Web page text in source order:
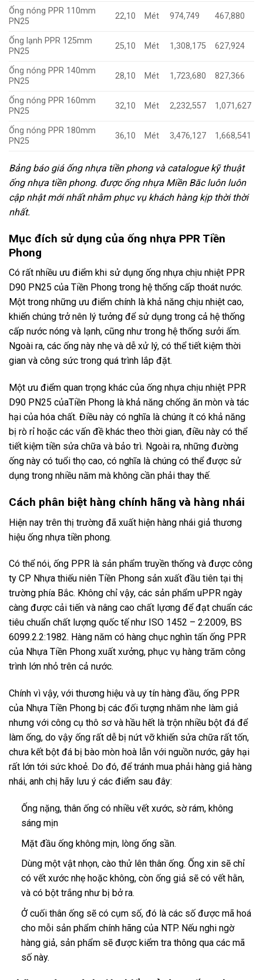
Ống nóng PPR 110mm
PN25
22,10 Mét 974,749 467,880
Ống lạnh PPR 125mm
PN25
25,10 Mét 1,308,175 627,924
Ống nóng PPR 140mm
PN25
28,10 Mét 1,723,680 827,366
Ống nóng PPR 160mm
PN25
32,10 Mét 2,232,557 1,071,627
Ống nóng PPR 180mm
PN25
36,10 Mét 3,476,127 1,668,541
Bảng báo giá ống nhựa tiền phong và catalogue kỹ thuật
ống nhựa tiền phong. được ống nhựa Miền Băc luôn luôn
cập nhật mới nhất nhằm phục vụ khách hàng kịp thời thời
nhất.
Mục đích sử dụng của ống nhựa PPR Tiền
Phong
Có rất nhiều ưu điểm khi sử dụng ống nhựa chịu nhiệt PPR
D90 PN25 của Tiền Phong trong hệ thống cấp thoát nước.
Một trong những ưu điểm chính là khả năng chịu nhiệt cao,
khiến chúng trở nên lý tưởng để sử dụng trong cả hệ thống
cấp nước nóng và lạnh, cũng như trong hệ thống sưởi ấm.
Ngoài ra, các ống này nhẹ và dễ xử lý, có thể tiết kiệm thời
gian và công sức trong quá trình lắp đặt.
Một ưu điểm quan trọng khác của ống nhựa chịu nhiệt PPR
D90 PN25 củaTiền Phong là khả năng chống ăn mòn và tác
hại của hóa chất. Điều này có nghĩa là chúng ít có khả năng
bị rò rỉ hoặc các vấn đề khác theo thời gian, điều này có thể
tiết kiệm tiền sửa chữa và bảo trì. Ngoài ra, những đường
ống này có tuổi thọ cao, có nghĩa là chúng có thể được sử
dụng trong nhiều năm mà không cần phải thay thế.
Cách phân biệt hàng chính hãng và hàng nhái
Hiện nay trên thị trường đã xuất hiện hàng nhái giả thương
hiệu ống nhựa tiền phong.
Có thể nói, ống PPR là sản phẩm truyền thống và được công
ty CP Nhựa thiếu niên Tiền Phong sản xuất đầu tiên tại thị
trường phía Bắc. Không chỉ vậy, các sản phẩm uPPR ngày
càng được cải tiến và nâng cao chất lựơng để đạt chuẩn các
tiêu chuẩn chất lượng quốc tế như ISO 1452 – 2:2009, BS
6099.2.2:1982. Hàng năm có hàng chục nghìn tấn ống PPR
của Nhựa Tiền Phong xuất xưởng, phục vụ hàng trăm công
trình lớn nhỏ trên cả nước.
Chính vì vậy, với thương hiệu và uy tín hàng đầu, ống PPR
của Nhựa Tiền Phong bị các đối tượng nhăm nhe làm giả
nhưng với công cụ thô sơ và hầu hết là trộn nhiều bột đá để
làm ống, do vậy ống rất dễ bị nứt vỡ khiến sửa chữa rất tốn,
chưa kết bột đá bị bào mòn hoà lẫn với nguồn nước, gây hại
rất lớn tới sức khoẻ. Do đó, để tránh mua phải hàng giả hàng
nhái, anh chị hãy lưu ý các điểm sau đây:
Ống nặng, thân ống có nhiều vết xước, sờ rám, không
sáng mịn
Mặt đầu ống không mịn, lòng ống sần.
Dùng một vật nhọn, cào thử lên thân ống. Ống xin sẽ chỉ
có vết xước nhẹ hoặc không, còn ống giả sẽ có vết hằn,
và có bột trắng như bị bở ra.
Ở cuối thân ống sẽ có cụm số, đó là các số được mã hoá
cho mỗi sản phẩm chính hãng của NTP. Nếu nghi ngờ
hàng giả, sản phẩm sẽ được kiểm tra thông qua các mã
số này.